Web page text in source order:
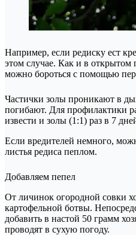
Например, если редиску ест
этом случае. Как и в открытом
можно бороться с помощью
Частички золы проникают в
погибают. Для профилактики
извести и золы (1:1) раз в 7
Если вредителей немного,
листья редиса пеплом.
Добавляем пепел
От личинок огородной совки
картофельной ботвы.
добавить в настой 50 грамм
проводят в сухую погоду.